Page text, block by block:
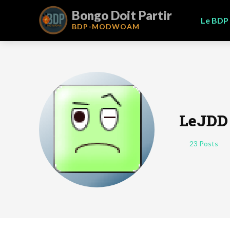
Bongo Doit Partir
BDP-MODWOAM
Le BDP
LeJDD
23 Posts